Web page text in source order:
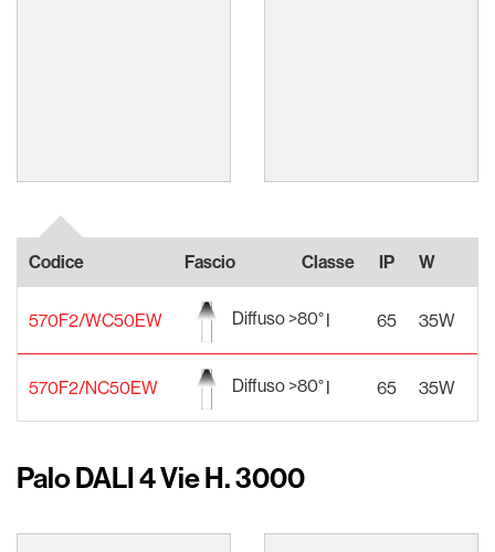
Codice Fascio Classe IP W
570F2/WC50EW Diffuso >80°I 65 35W
570F2/NC50EW Diffuso >80°I 65 35W
Palo DALI 4 Vie H. 3000